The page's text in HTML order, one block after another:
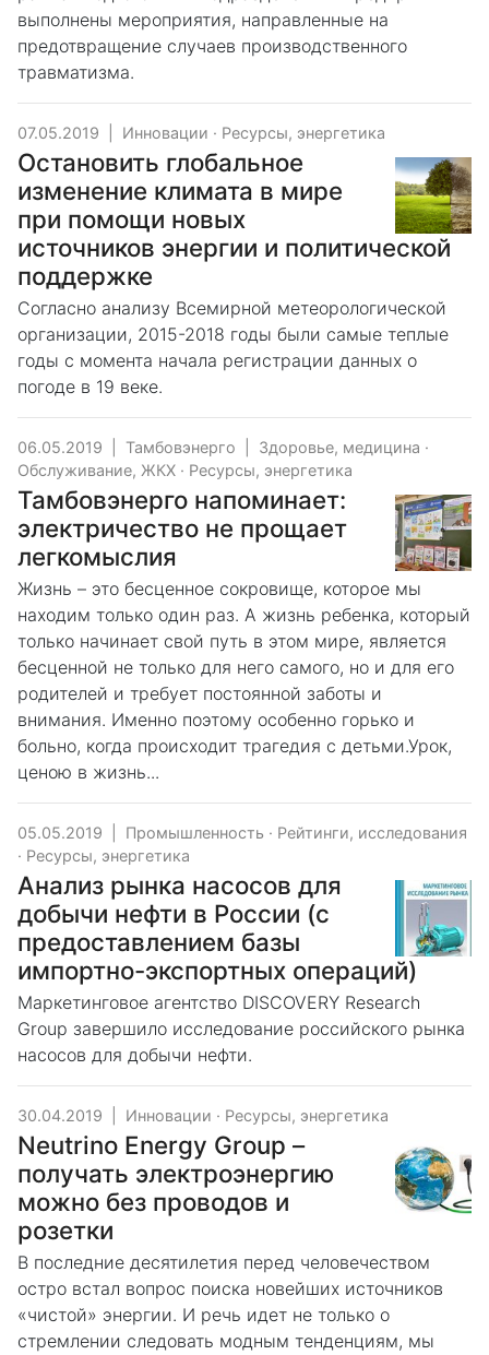
выполнены мероприятия, направленные на
предотвращение случаев производственного
травматизма.
07.05.2019 Инновации · Ресурсы, энергетика
Остановить глобальное
изменение климата в мире
при помощи новых
источников энергии и политической
поддержке
Согласно анализу Всемирной метеорологической
организации, 2015-2018 годы были самые теплые
годы с момента начала регистрации данных о
погоде в 19 веке.
06.05.2019 Тамбовэнерго Здоровье, медицина ·
Обслуживание, ЖКХ · Ресурсы, энергетика
Тамбовэнерго напоминает:
электричество не прощает
легкомыслия
Жизнь – это бесценное сокровище, которое мы
находим только один раз. А жизнь ребенка, который
только начинает свой путь в этом мире, является
бесценной не только для него самого, но и для его
родителей и требует постоянной заботы и
внимания. Именно поэтому особенно горько и
больно, когда происходит трагедия с детьми.Урок,
ценою в жизнь...
05.05.2019 Промышленность · Рейтинги, исследования
· Ресурсы, энергетика
Анализ рынка насосов для
добычи нефти в России (с
предоставлением базы
импортно-экспортных операций)
Маркетинговое агентство DISCOVERY Research
Group завершило исследование российского рынка
насосов для добычи нефти.
30.04.2019 Инновации · Ресурсы, энергетика
Neutrino Energy Group –
получать электроэнергию
можно без проводов и
розетки
В последние десятилетия перед человечеством
остро встал вопрос поиска новейших источников
«чистой» энергии. И речь идет не только о
стремлении следовать модным тенденциям, мы